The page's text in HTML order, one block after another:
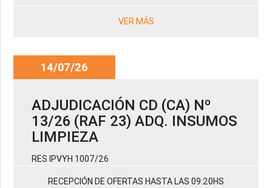
VER MÁS
14/07/26
ADJUDICACIÓN CD (CA) Nº
13/26 (RAF 23) ADQ. INSUMOS
LIMPIEZA
RES IPVYH 1007/26
RECEPCIÓN DE OFERTAS HASTA LAS 09:20HS